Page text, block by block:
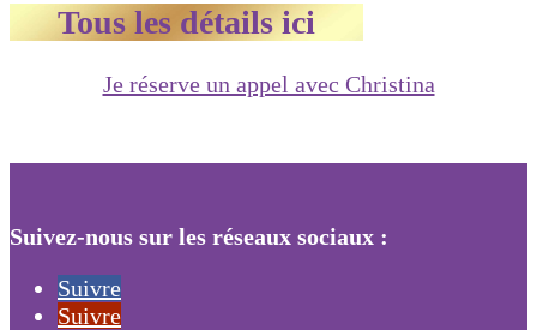
Tous les détails ici
Je réserve un appel avec Christina
Suivez-nous sur les réseaux sociaux :
Suivre
Suivre